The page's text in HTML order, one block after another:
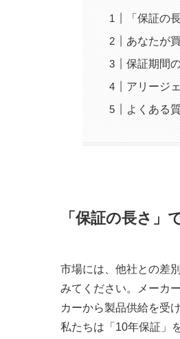
「保証の
あなたが
保証期間
アリージ
よくある
「保証の長さ」
市場には、他社との差
みてください。メーカ
カーから製品供給を受
私たちは「10年保証」